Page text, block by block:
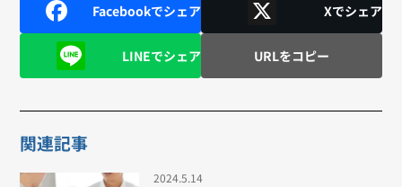
Facebookでシェア Xでシェア
LINEでシェア URLをコピー
関連記事
2024.5.14